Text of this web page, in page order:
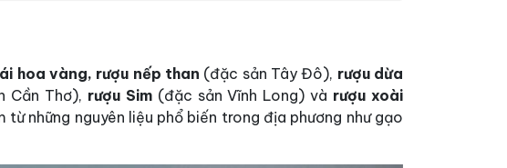
hoa vàng, rượu nếp than (đặc sản Tây Đô), rượu dừa
Cần Thơ), rượu Sim(đặc sản Vĩnh Long) và rượu xoài
những nguyên liệu phổ biến trong địa phương như gạo